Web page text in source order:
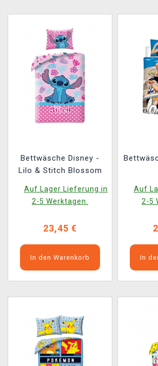
Bettwäsche Disney -
Lilo & Stitch Blossom
Auf Lager Lieferung in
2-5 Werktagen.
23,45 €
In den Warenkorb
Auf
2-5
In